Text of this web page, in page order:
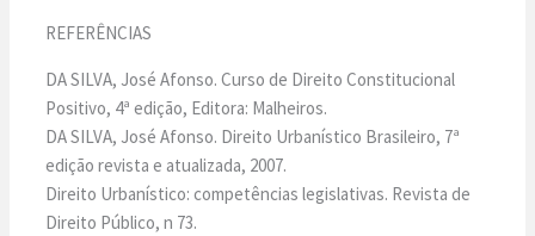
REFERÊNCIAS
DA SILVA, José Afonso. Curso de Direito Constitucional
Positivo, 4ª edição, Editora: Malheiros.
DA SILVA, José Afonso. Direito Urbanístico Brasileiro, 7ª
edição revista e atualizada, 2007.
Direito Urbanístico: competências legislativas. Revista de
Direito Público, n 73.